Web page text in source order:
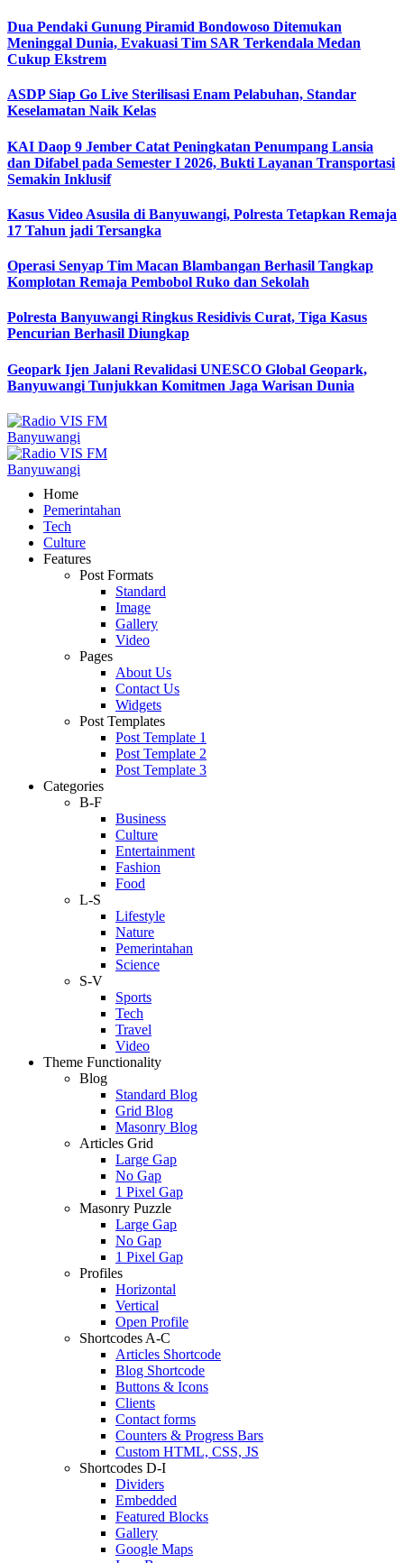
Dua Pendaki Gunung Piramid Bondowoso Ditemukan
Meninggal Dunia, Evakuasi Tim SAR Terkendala Medan
Cukup Ekstrem
ASDP Siap Go Live Sterilisasi Enam Pelabuhan, Standar
Keselamatan Naik Kelas
KAI Daop 9 Jember Catat Peningkatan Penumpang Lansia
dan Difabel pada Semester I 2026, Bukti Layanan Transportasi
Semakin Inklusif
Kasus Video Asusila di Banyuwangi, Polresta Tetapkan Remaja
17 Tahun jadi Tersangka
Operasi Senyap Tim Macan Blambangan Berhasil Tangkap
Komplotan Remaja Pembobol Ruko dan Sekolah
Polresta Banyuwangi Ringkus Residivis Curat, Tiga Kasus
Pencurian Berhasil Diungkap
Geopark Ijen Jalani Revalidasi UNESCO Global Geopark,
Banyuwangi Tunjukkan Komitmen Jaga Warisan Dunia
Home
Pemerintahan
Tech
Culture
Features
Post Formats
Standard
Image
Gallery
Video
Pages
About Us
Contact Us
Widgets
Post Templates
Post Template 1
Post Template 2
Post Template 3
Categories
B-F
Business
Culture
Entertainment
Fashion
Food
L-S
Lifestyle
Nature
Pemerintahan
Science
S-V
Sports
Tech
Travel
Video
Theme Functionality
Blog
Standard Blog
Grid Blog
Masonry Blog
Articles Grid
Large Gap
No Gap
1 Pixel Gap
Masonry Puzzle
Large Gap
No Gap
1 Pixel Gap
Profiles
Horizontal
Vertical
Open Profile
Shortcodes A-C
Articles Shortcode
Blog Shortcode
Buttons & Icons
Clients
Contact forms
Counters & Progress Bars
Custom HTML, CSS, JS
Shortcodes D-I
Dividers
Embedded
Featured Blocks
Gallery
Google Maps